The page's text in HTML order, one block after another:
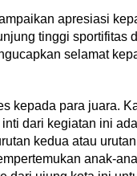
apresiasi
tinggi sportifitas
selamat
kepada para juara.
dari kegiatan ini
kedua atau
anak-